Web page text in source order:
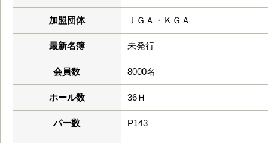
加盟団体 ＪＧＡ・ＫＧＡ
最新名簿 未発行
会員数 8000名
ホール数 36Ｈ
パー数 P143